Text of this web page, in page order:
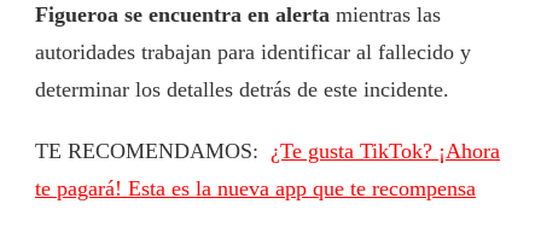
Figueroa se encuentra en alerta mientras las
autoridades trabajan para identificar al fallecido y
determinar los detalles detrás de este incidente.
TE RECOMENDAMOS: ¿Te gusta TikTok? ¡Ahora
te pagará! Esta es la nueva app que te recompensa